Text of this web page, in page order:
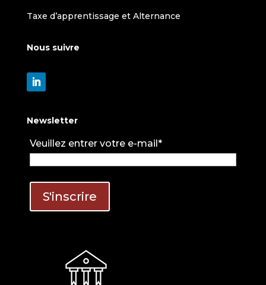
Taxe d’apprentissage et Alternance
Nous suivre
Newsletter
Veuillez entrer votre e-mail*